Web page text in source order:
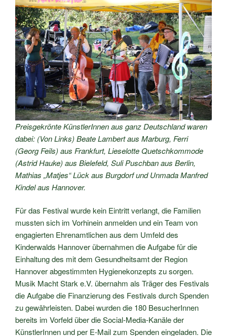
Preisgekrönte KünstlerInnen aus ganz Deutschland waren
dabei: (Von Links) Beate Lambert aus Marburg, Ferri
(Georg Feils) aus Frankfurt, Lieselotte Quetschkommode
(Astrid Hauke) aus Bielefeld, Suli Puschban aus Berlin,
Mathias „Matjes“ Lück aus Burgdorf und Unmada Manfred
Kindel aus Hannover.
Für das Festival wurde kein Eintritt verlangt, die Familien
mussten sich im Vorhinein anmelden und ein Team von
engagierten Ehrenamtlichen aus dem Umfeld des
Kinderwalds Hannover übernahmen die Aufgabe für die
Einhaltung des mit dem Gesundheitsamt der Region
Hannover abgestimmten Hygienekonzepts zu sorgen.
Musik Macht Stark e.V. übernahm als Träger des Festivals
die Aufgabe die Finanzierung des Festivals durch Spenden
zu gewährleisten. Dabei wurden die 180 BesucherInnen
bereits im Vorfeld über die Social-Media-Kanäle der
KünstlerInnen und per E-Mail zum Spenden eingeladen. Die